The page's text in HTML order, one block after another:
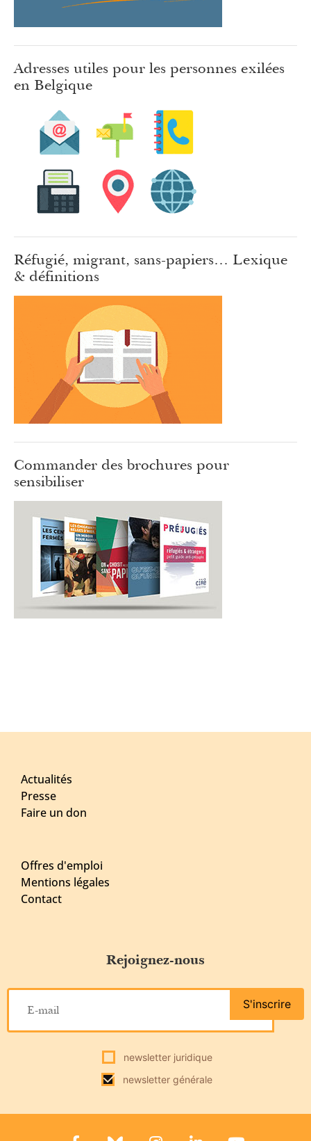
Adresses utiles pour les personnes exilées
en Belgique
Réfugié, migrant, sans-papiers… Lexique
& définitions
Commander des brochures pour
sensibiliser
Actualités
Presse
Faire un don
Offres d'emploi
Mentions légales
Contact
Rejoignez-nous
newsletter juridique
newsletter générale
S'inscrire